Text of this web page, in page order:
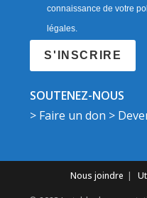
connaissance de votre
légales.
S'INSCRIRE
SOUTENEZ-NOUS
> Faire un don >
Nous joindre